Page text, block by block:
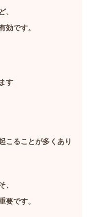
、
効です。
す
こることが多くあり
、
要です。